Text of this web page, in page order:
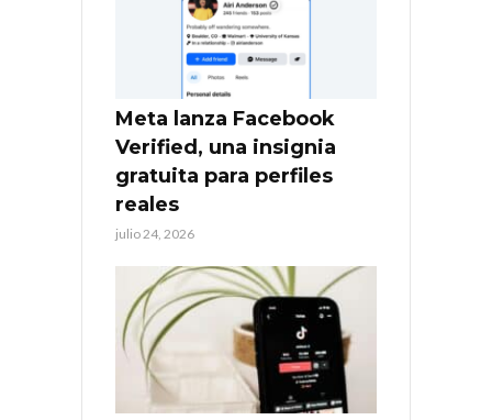
Meta lanza Facebook
Verified, una insignia
gratuita para perfiles
reales
julio 24, 2026